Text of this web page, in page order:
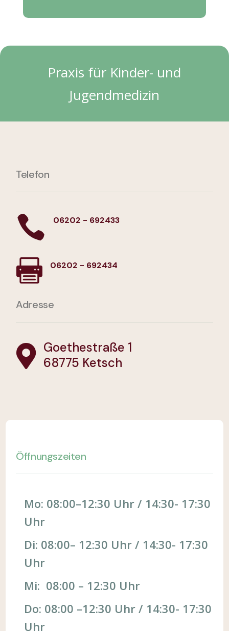
Praxis für Kinder- und
Jugendmedizin
Telefon
 06202 - 692433
 06202 - 692434
Adresse
 Goethestraße 1
68775 Ketsch
Öffnungszeiten
Mo: 08:00–12:30 Uhr / 14:30- 17:30
Uhr
Di: 08:00– 12:30 Uhr / 14:30- 17:30
Uhr
Mi: 08:00 – 12:30 Uhr
Do: 08:00 –12:30 Uhr / 14:30- 17:30
Uhr